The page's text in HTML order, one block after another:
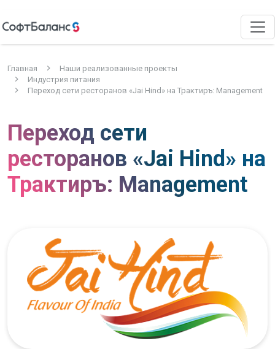
Главная
Наши реализованные проекты
Индустрия питания
Переход сети ресторанов «Jai Hind» на Трактиръ: Management
Переход сети
ресторанов «Jai Hind» на
Трактиръ: Management